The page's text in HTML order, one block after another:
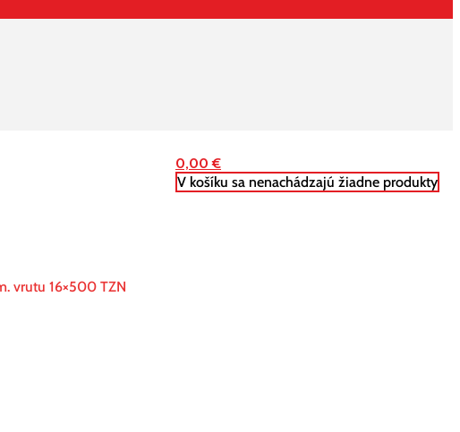
0,00€
V košíku sa nenachádzajú žiadne produkty
vrutu 16×500 TZN